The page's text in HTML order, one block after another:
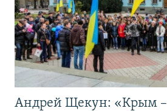
Андрей Щекун: «Крым –